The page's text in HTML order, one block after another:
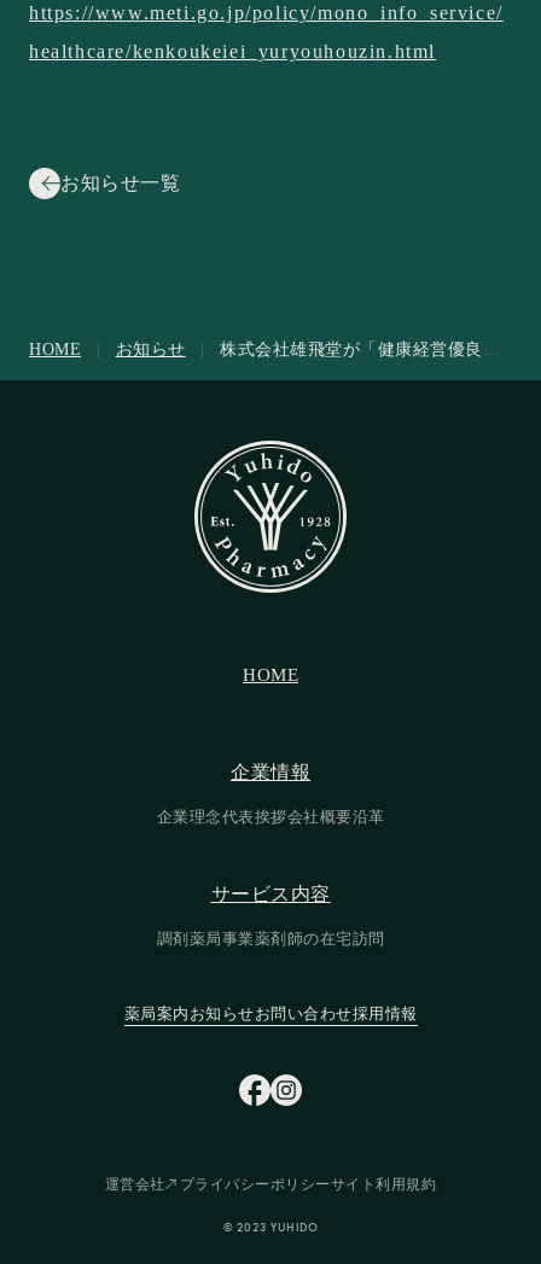
https://www.meti.go.jp/policy/mono_info_service/
healthcare/kenkoukeiei_yuryouhouzin.html
お知らせ一覧
HOME お知らせ
株式会社雄飛堂が「健康経営優良法
HOME
企業情報
企業理念代表挨拶会社概要沿革
サービス内容
調剤薬局事業薬剤師の在宅訪問
薬局案内 お知らせお問い合わせ採用情報
© 2023 YUHIDO
運営会社
プライバシーポリシーサイト利用規約